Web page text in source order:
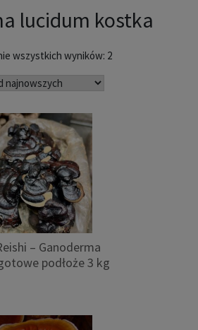
lucidum kostka
wszystkich wyników: 2Posortowane
– Ganoderma
podłoże 3 kg